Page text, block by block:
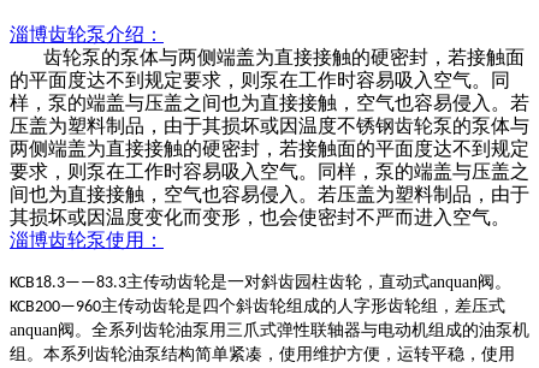
淄博齿轮泵介绍：
齿轮泵的泵体与两侧端盖为直接接触的硬密封，若接触面
的平面度达不到规定要求，则泵在工作时容易吸入空气。同
样，泵的端盖与压盖之间也为直接接触，空气也容易侵入。若
压盖为塑料制品，由于其损坏或因温度不锈钢齿轮泵的泵体与
两侧端盖为直接接触的硬密封，若接触面的平面度达不到规定
要求，则泵在工作时容易吸入空气。同样，泵的端盖与压盖之
间也为直接接触，空气也容易侵入。若压盖为塑料制品，由于
其损坏或因温度变化而变形，也会使密封不严而进入空气。
淄博齿轮泵使用：
KCB18.3——83.3主传动齿轮是一对斜齿园柱齿轮，直动式anquan阀。
KCB200—960主传动齿轮是四个斜齿轮组成的人字形齿轮组，差压式
anquan阀。全系列齿轮油泵用三爪式弹性联轴器与电动机组成的油泵机
组。本系列齿轮油泵结构简单紧凑，使用维护方便，运转平稳，使用